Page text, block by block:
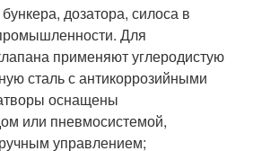
дозатора, силоса в
Для
применяют углеродистую
сталь с антикоррозийными
оснащены
или пневмосистемой,
управлением;